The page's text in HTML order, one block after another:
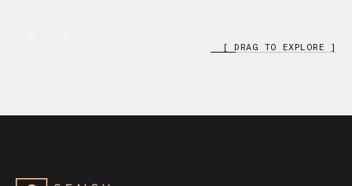
[ DRAG TO EXPLORE ]